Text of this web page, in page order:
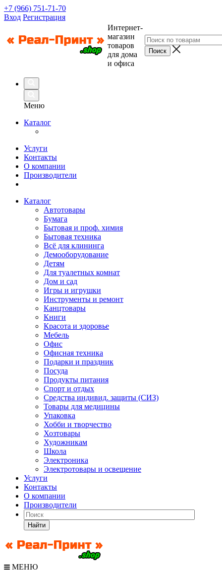
+7 (966) 751-71-70
Вход Регистрация
Интернет-
магазин
товаров
для дома
и офиса
Меню
Каталог
Услуги
Контакты
О компании
Производители
Каталог
Автотовары
Бумага
Бытовая и проф. химия
Бытовая техника
Всё для клининга
Демооборудование
Детям
Для туалетных комнат
Дом и сад
Игры и игрушки
Инструменты и ремонт
Канцтовары
Книги
Красота и здоровье
Мебель
Офис
Офисная техника
Подарки и праздник
Посуда
Продукты питания
Спорт и отдых
Средства индивид. защиты (СИЗ)
Товары для медицины
Упаковка
Хобби и творчество
Хозтовары
Художникам
Школа
Электроника
Электротовары и освещение
Услуги
Контакты
О компании
Производители
Найти
МЕНЮ